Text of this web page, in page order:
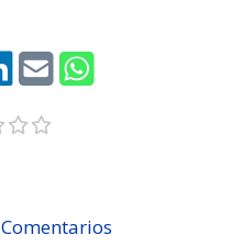
Comentarios